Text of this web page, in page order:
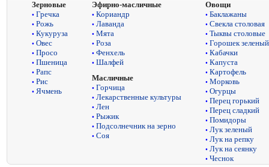
Зерновые
• Гречка
• Рожь
• Кукуруза
• Овес
• Просо
• Пшеница
• Рапс
• Рис
• Ячмень
Эфирно-масличные
• Кориандр
• Лаванда
• Мята
• Роза
• Фенхель
• Шалфей
Масличные
• Горчица
• Лекарственные культуры
• Лен
• Рыжик
• Подсолнечник на зерно
• Соя
Овощи
• Баклажаны
• Свекла столовая
• Тыквы столовые
• Горошек зеленый
• Кабачки
• Капуста
• Картофель
• Морковь
• Огурцы
• Перец горький
• Перец сладкий
• Помидоры
• Лук зеленый
• Лук на репку
• Лук на сеянку
• Чеснок